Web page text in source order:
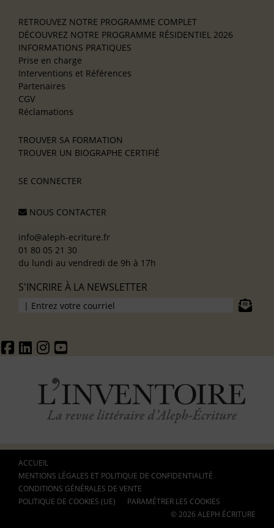
RETROUVEZ NOTRE PROGRAMME COMPLET
DÉCOUVREZ NOTRE PROGRAMME RÉSIDENTIEL 2026
INFORMATIONS PRATIQUES
Prise en charge
Interventions et Références
Partenaires
CGV
Réclamations
TROUVER SA FORMATION
TROUVER UN BIOGRAPHE CERTIFIÉ
SE CONNECTER
NOUS CONTACTER
info@aleph-ecriture.fr
01 80 05 21 30
du lundi au vendredi de 9h à 17h
S'INCRIRE À LA NEWSLETTER
ACCUEIL
MENTIONS LÉGALES ET POLITIQUE DE CONFIDENTIALITÉ
CONDITIONS GÉNÉRALES DE VENTE
POLITIQUE DE COOKIES (UE)
PARAMÉTRER LES COOKIES
© 2026 ALEPH ÉCRITURE